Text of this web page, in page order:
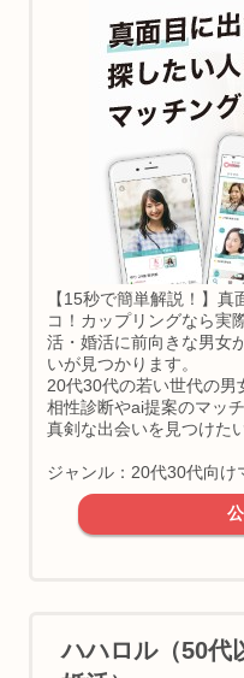
【15秒で簡単解説！】
コ！カップリングなら実
活・婚活に前向きな男女
いが見つかります。
20代30代の若い世代の男
相性診断やai提案のマッ
真剣な出会いを見つけた
ジャンル：20代30代向け
ハハロル（50代